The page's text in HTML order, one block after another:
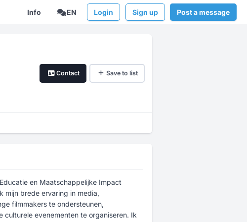
Info EN Login Sign up Post a message
Contact Save to list
en Maatschappelijke Impact
mijn brede ervaring in media,
filmmakers te ondersteunen,
evenementen te organiseren. Ik